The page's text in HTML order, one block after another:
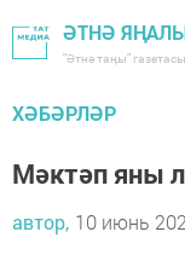
ӘТНӘ
"Әтнә таңы"
ХӘБӘРЛӘР
Мәктәп яны
автор, 10 июнь